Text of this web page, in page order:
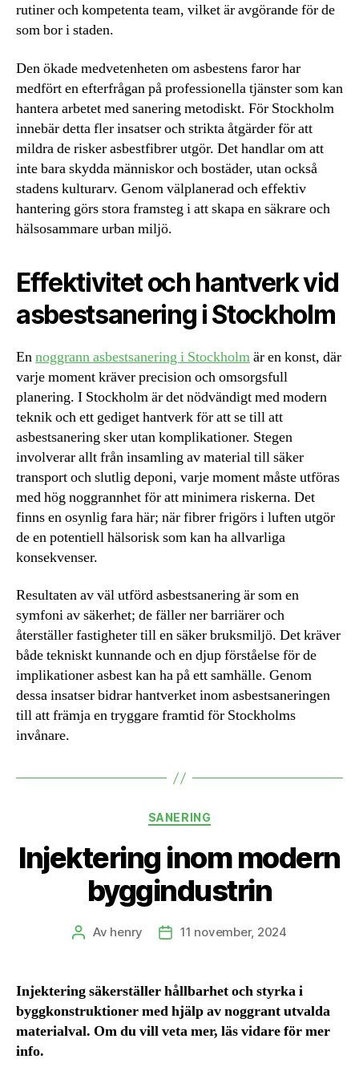
rutiner och kompetenta team, vilket är avgörande för de
som bor i staden.
Den ökade medvetenheten om asbestens faror har
medfört en efterfrågan på professionella tjänster som kan
hantera arbetet med sanering metodiskt. För Stockholm
innebär detta fler insatser och strikta åtgärder för att
mildra de risker asbestfibrer utgör. Det handlar om att
inte bara skydda människor och bostäder, utan också
stadens kulturarv. Genom välplanerad och effektiv
hantering görs stora framsteg i att skapa en säkrare och
hälsosammare urban miljö.
Effektivitet och hantverk vid
asbestsanering i Stockholm
Ennoggrann asbestsanering i Stockholmär en konst, där
varje moment kräver precision och omsorgsfull
planering. I Stockholm är det nödvändigt med modern
teknik och ett gediget hantverk för att se till att
asbestsanering sker utan komplikationer. Stegen
involverar allt från insamling av material till säker
transport och slutlig deponi, varje moment måste utföras
med hög noggrannhet för att minimera riskerna. Det
finns en osynlig fara här; när fibrer frigörs i luften utgör
de en potentiell hälsorisk som kan ha allvarliga
konsekvenser.
Resultaten av väl utförd asbestsanering är som en
symfoni av säkerhet; de fäller ner barriärer och
återställer fastigheter till en säker bruksmiljö. Det kräver
både tekniskt kunnande och en djup förståelse för de
implikationer asbest kan ha på ett samhälle. Genom
dessa insatser bidrar hantverket inom asbestsaneringen
till att främja en tryggare framtid för Stockholms
invånare.
Kategorier
SANERING
Injektering inom modern
byggindustrin
Inläggsförfattare
Av henry Inläggsdatum
11 november, 2024
Injektering säkerställer hållbarhet och styrka i
byggkonstruktioner med hjälp av noggrant utvalda
materialval. Om du vill veta mer, läs vidare för mer
info.